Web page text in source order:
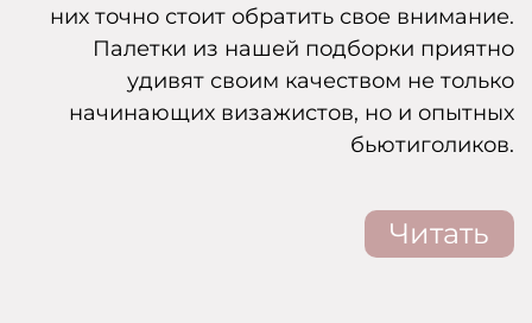
них точно стоит обратить свое внимание.
Палетки из нашей подборки приятно
удивят своим качеством не только
начинающих визажистов, но и опытных
бьютиголиков.
Читать